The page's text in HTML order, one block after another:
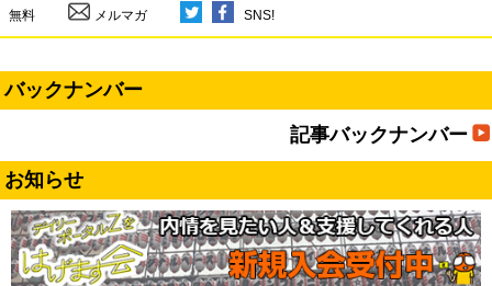
無料 メルマガ SNS!
バックナンバー
記事バックナンバー
お知らせ